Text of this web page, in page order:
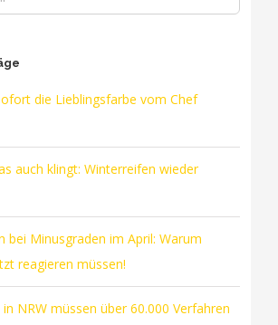
die Lieblingsfarbe vom Chef
auch klingt: Winterreifen wieder
bei Minusgraden im April: Warum
reagieren müssen!
in NRW müssen über 60.000 Verfahren